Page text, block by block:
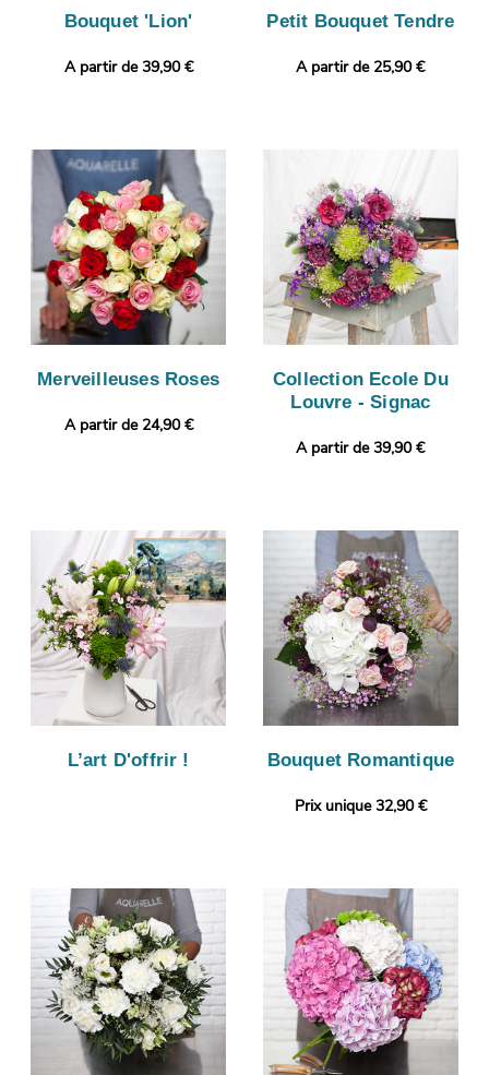
Bouquet 'Lion'
A partir de 39,90 €
Petit Bouquet Tendre
A partir de 25,90 €
Merveilleuses Roses
A partir de 24,90 €
Collection Ecole Du
Louvre - Signac
A partir de 39,90 €
L’art D'offrir ! Bouquet Romantique
Prix unique 32,90 €